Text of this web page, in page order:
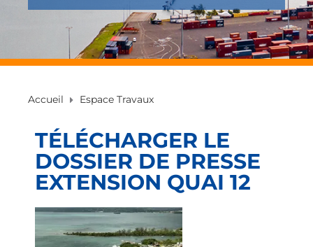
Accueil Espace Travaux
TÉLÉCHARGER LE
DOSSIER DE PRESSE
EXTENSION QUAI 12